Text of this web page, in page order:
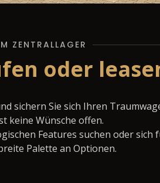
ZENTRALLAGER
oder
sichern Sie sich Ihren
keine Wünsche offen.
Features suchen oder
Palette an Optionen.